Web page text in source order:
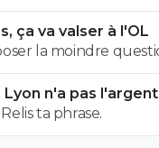
ça va valser à l'OL
la moindre
Lyon n'a pas
Tu as pris tes cachets ce matin ? Relis ta phrase.